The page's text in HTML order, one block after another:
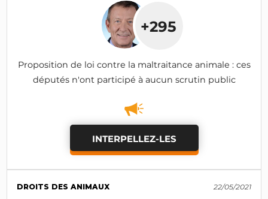
+295
Proposition de loi contre la maltraitance animale : ces
députés n'ont participé à aucun scrutin public
INTERPELLEZ-LES
DROITS DES ANIMAUX 22/05/2021